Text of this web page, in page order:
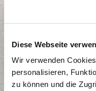
Diese Webseite
Wir verwenden
personalisieren,
zu können und die
Wipperfürth
Sie befinden sich hier: